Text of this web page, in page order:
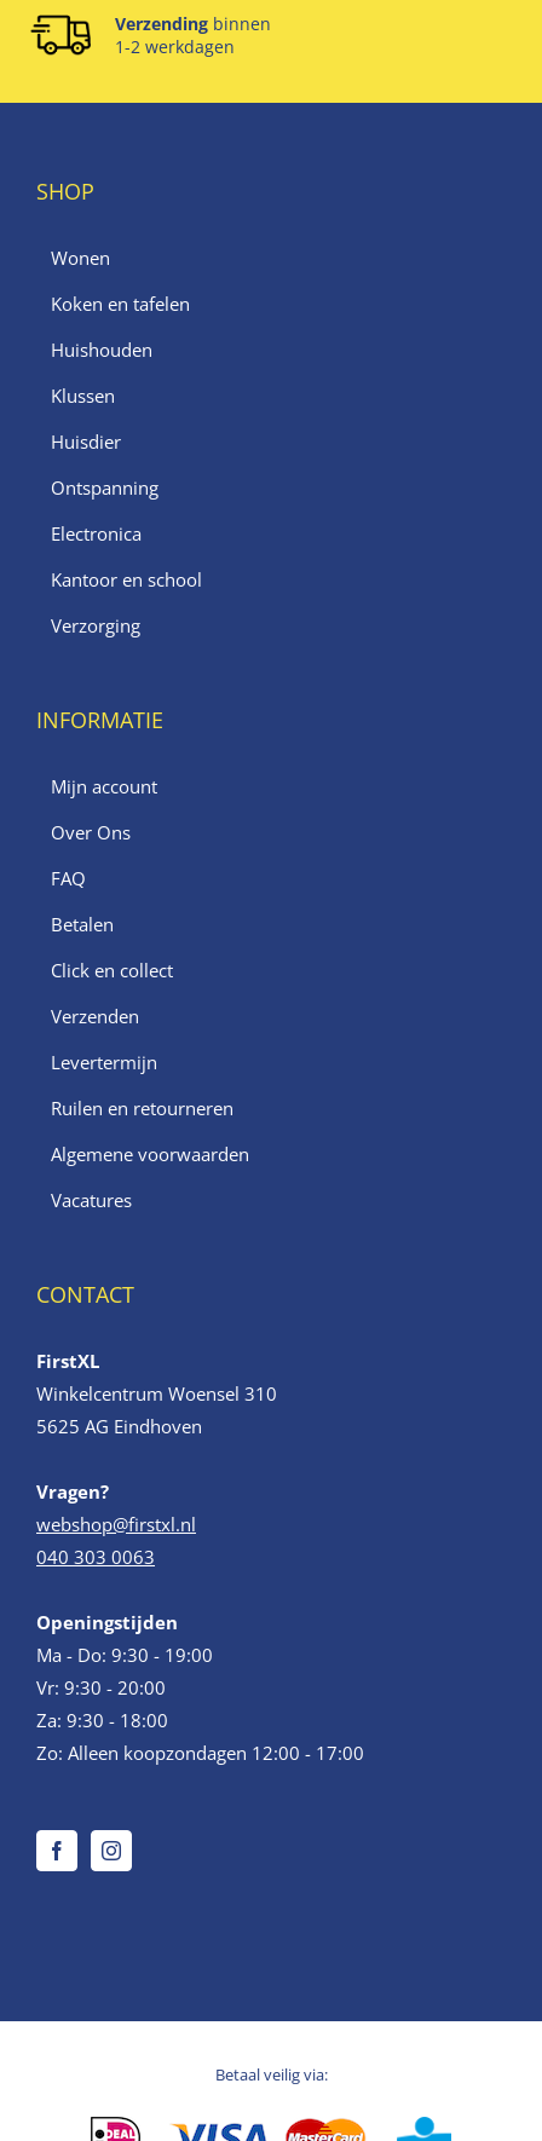
Verzending binnen
1-2 werkdagen
SHOP
Wonen
Koken en tafelen
Huishouden
Klussen
Huisdier
Ontspanning
Electronica
Kantoor en school
Verzorging
INFORMATIE
Mijn account
Over Ons
FAQ
Betalen
Click en collect
Verzenden
Levertermijn
Ruilen en retourneren
Algemene voorwaarden
Vacatures
CONTACT
FirstXL
Winkelcentrum Woensel 310
5625 AG Eindhoven
Vragen?
webshop@firstxl.nl
040 303 0063
Openingstijden
Ma - Do: 9:30 - 19:00
Vr: 9:30 - 20:00
Za: 9:30 - 18:00
Zo: Alleen koopzondagen 12:00 - 17:00
Betaal veilig via: